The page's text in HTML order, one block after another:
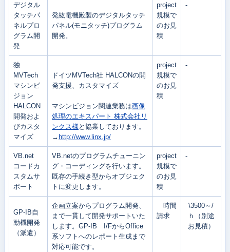
デジタル
タッチパ
ネルプロ
グラム開
発
発紘電機殿製のデジタルタッチ
パネル(モニタッチ)プログラム
開発。
project
規模で
のお見
積
-
独
MVTech
マシンビ
ジョン
HALCON
開発およ
びカスタ
マイズ
ドイツMVTech社 HALCONの開
発支援、カスタマイズ
マシンビジョン関連業務は画像
処理のエキスパート 株式会社リ
ンクス様 と協業しております。
→http://www.linx.jp/
project
規模で
のお見
積
-
VB.net
コードカ
スタムサ
ポート
VB.netのプログラムチューニン
グ・コーディングを行います。
既存の手続き型からオブジェク
トに変更します。
project
規模で
のお見
積
-
GP-IB自
動機開発
（派遣）
企画立案からプログラム開発、
まで一貫して開発サポートいた
します。GP-IB I/FからOffice
系ソフトへのレポート生成まで
対応可能です。
時間
請求
\3500～/
ｈ（別途
お見積）